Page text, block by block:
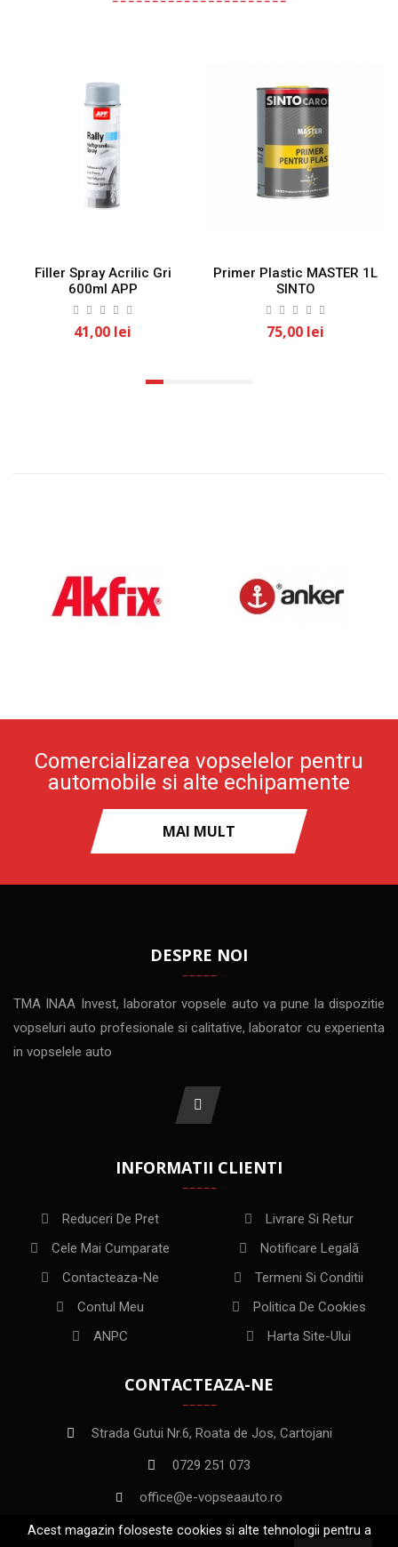
Filler Spray Acrilic Gri
600ml APP
41,00 lei
Primer Plastic MASTER 1L
SINTO
75,00 lei
Comercializarea vopselelor pentru
automobile si alte echipamente
MAI MULT
DESPRE NOI
TMA INAA Invest, laborator vopsele auto va pune la dispozitie
vopseluri auto profesionale si calitative, laborator cu experienta
in vopselele auto
INFORMATII CLIENTI
Reduceri De Pret
Cele Mai Cumparate
Contacteaza-Ne
Contul Meu
ANPC
Livrare Si Retur
Notificare Legală
Termeni Si Conditii
Politica De Cookies
Harta Site-Ului
CONTACTEAZA-NE
Strada Gutui Nr.6, Roata de Jos, Cartojani
0729 251 073
office@e-vopseaauto.ro
Acest magazin foloseste cookies si alte tehnologii pentru a